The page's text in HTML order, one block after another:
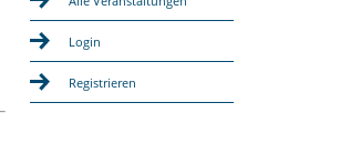
Login
Registrieren